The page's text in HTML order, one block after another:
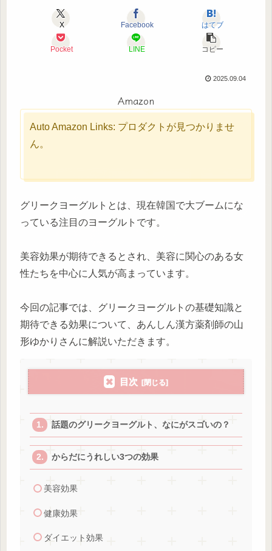
X Facebook はてブ
Pocket LINE コピー
2025.09.04
Amazon
Auto Amazon Links: プロダクトが見つかりませ
ん。
グリークヨーグルトとは、現在韓国で大ブームにな
っている注目のヨーグルトです。
美容効果が期待できるとされ、美容に関心のある女
性たちを中心に人気が高まっています。
今回の記事では、グリークヨーグルトの基礎知識と
期待できる効果について、あんしん漢方薬剤師の山
形ゆかりさんに解説いただきます。
目次
話題のグリークヨーグルト、なにがスゴいの？
からだにうれしい3つの効果
美容効果
健康効果
ダイエット効果